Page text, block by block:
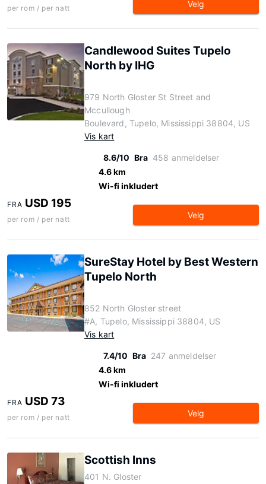
per rom / per natt Velg
Candlewood Suites Tupelo
North by IHG
979 North Gloster St Street and
Mccullough
Boulevard, Tupelo, Mississippi 38804, US
Vis kart
8.6/10 Bra 458 anmeldelser
4.6 km
Wi-fi inkludert
FRA USD 195
per rom / per natt Velg
SureStay Hotel by Best Western
Tupelo North
852 North Gloster street
#A, Tupelo, Mississippi 38804, US
Vis kart
7.4/10 Bra 247 anmeldelser
4.6 km
Wi-fi inkludert
FRA USD 73
per rom / per natt Velg
Scottish Inns
401 N. Gloster